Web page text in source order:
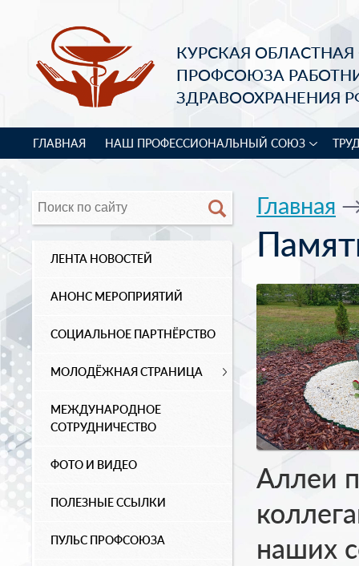
КУРСКАЯ
ПРОФСОЮЗА
ЗДРАВООХРАНЕНИЯ
ГЛАВНАЯ НАШ ПРОФЕССИОНАЛЬНЫЙ СОЮЗ
ЛЕНТА НОВОСТЕЙ
АНОНС МЕРОПРИЯТИЙ
СОЦИАЛЬНОЕ ПАРТНЁРСТВО
МОЛОДЁЖНАЯ СТРАНИЦА
МЕЖДУНАРОДНОЕ
СОТРУДНИЧЕСТВО
ФОТО И ВИДЕО
ПОЛЕЗНЫЕ ССЫЛКИ
ПУЛЬС ПРОФСОЮЗА
Главная
Аллеи
наших